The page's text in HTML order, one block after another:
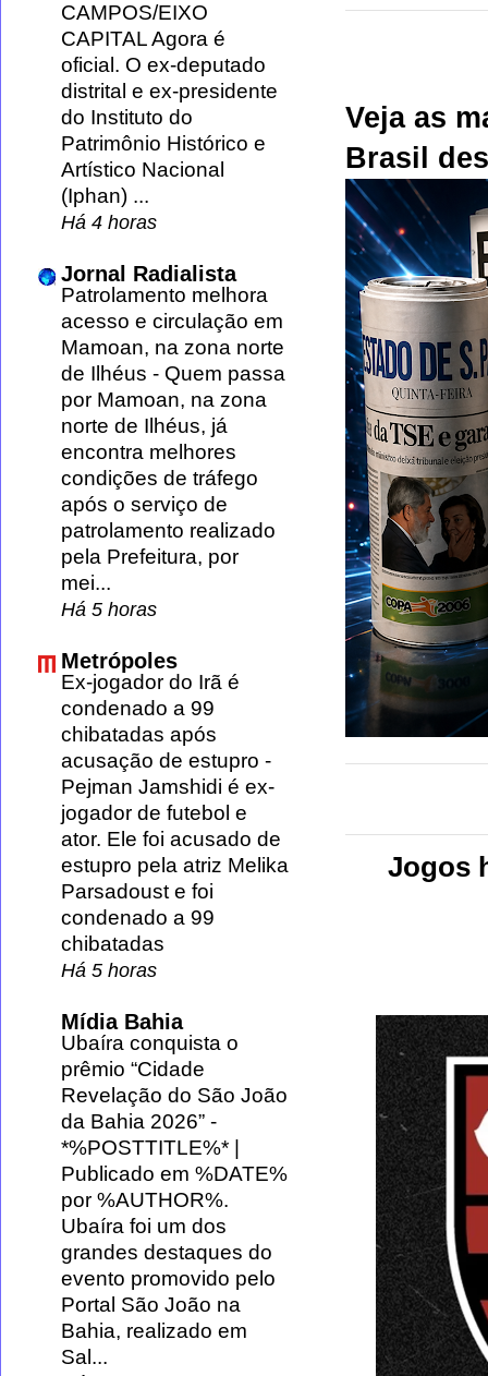
Veja as
Brasil
Jogos
CAMPOS/EIXO
CAPITAL Agora é
oficial. O ex-deputado
distrital e ex-presidente
do Instituto do
Patrimônio Histórico e
Artístico Nacional
(Iphan) ...
Há 4 horas
Jornal Radialista
Patrolamento melhora
acesso e circulação em
Mamoan, na zona norte
de Ilhéus - Quem passa
por Mamoan, na zona
norte de Ilhéus, já
encontra melhores
condições de tráfego
após o serviço de
patrolamento realizado
pela Prefeitura, por
mei...
Há 5 horas
Metrópoles
Ex-jogador do Irã é
condenado a 99
chibatadas após
acusação de estupro -
Pejman Jamshidi é ex-
jogador de futebol e
ator. Ele foi acusado de
estupro pela atriz Melika
Parsadoust e foi
condenado a 99
chibatadas
Há 5 horas
Mídia Bahia
Ubaíra conquista o
prêmio “Cidade
Revelação do São João
da Bahia 2026” -
*%POSTTITLE%* |
Publicado em %DATE%
por %AUTHOR%.
Ubaíra foi um dos
grandes destaques do
evento promovido pelo
Portal São João na
Bahia, realizado em
Sal...